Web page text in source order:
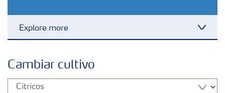
Explore more
Portafolio de Agricultura Digital
Cambiar cultivo